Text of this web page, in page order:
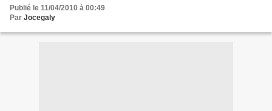
Publié le 11/04/2010 à 00:49
Par Jocegaly